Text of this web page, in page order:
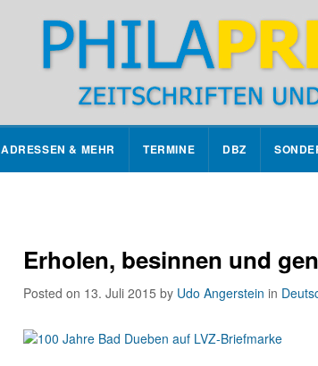
ADRESSEN & MEHR TERMINE DBZ
Erholen, besinnen und
Posted on 13. Juli 2015 by Udo Angerstein in